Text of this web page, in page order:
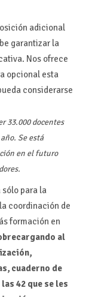
adicional
garantizar la
Nos ofrece
opcional esta
considerarse
33.000 docentes
Se está
en el futuro
para la
coordinación de
formación en
al
cuaderno de
42 que se les